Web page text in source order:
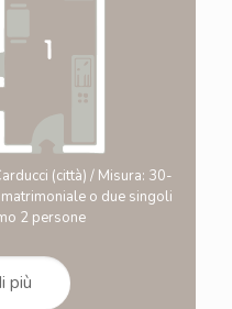
(città) / Misura: 30-
o due singoli
2 persone
più